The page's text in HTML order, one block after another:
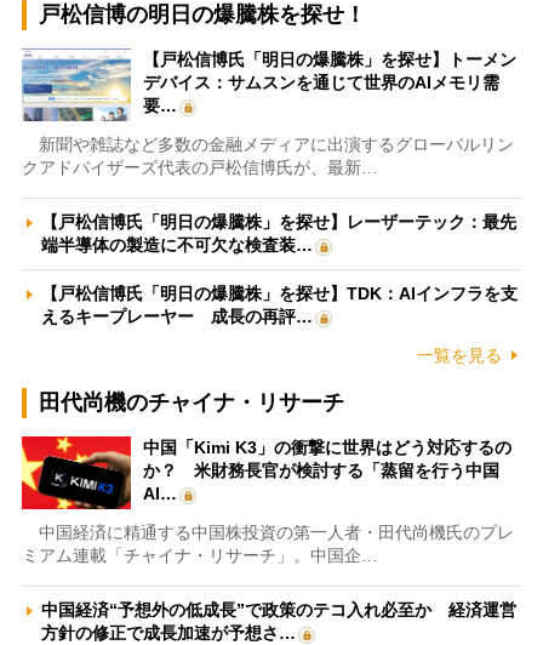
戸松信博の明日の爆騰株を探せ！
【戸松信博氏「明日の爆騰株」を探せ】トーメン
デバイス：サムスンを通じて世界のAIメモリ需
要…
新聞や雑誌など多数の金融メディアに出演するグローバルリン
クアドバイザーズ代表の戸松信博氏が、最新…
【戸松信博氏「明日の爆騰株」を探せ】レーザーテック：最先
端半導体の製造に不可欠な検査装…
【戸松信博氏「明日の爆騰株」を探せ】TDK：AIインフラを支
えるキープレーヤー 成長の再評…
一覧を見る
田代尚機のチャイナ・リサーチ
中国「Kimi K3」の衝撃に世界はどう対応するの
か？ 米財務長官が検討する「蒸留を行う中国
AI…
中国経済に精通する中国株投資の第一人者・田代尚機氏のプレ
ミアム連載「チャイナ・リサーチ」。中国企…
中国経済“予想外の低成長”で政策のテコ入れ必至か 経済運営
方針の修正で成長加速が予想さ…